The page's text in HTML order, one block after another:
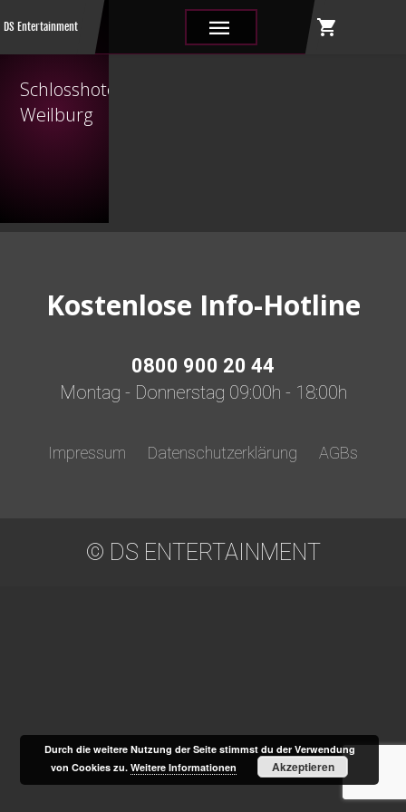
DS Entertainment ||| shopping_cart
Schlosshotel
Weilburg
Kostenlose Info-Hotline
0800 900 20 44
Montag - Donnerstag 09:00h - 18:00h
Impressum Datenschutzerklärung AGBs
© DS ENTERTAINMENT
Durch die weitere Nutzung der Seite stimmst du der Verwendung
von Cookies zu.Weitere Informationen Akzeptieren